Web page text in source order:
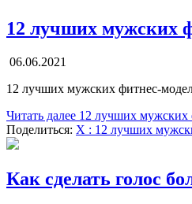
12 лучших мужских
06.06.2021
12 лучших мужских фитнес-
Читать далее 12 лучших мужских
Поделиться: X : 12 лучших
Как сделать голос